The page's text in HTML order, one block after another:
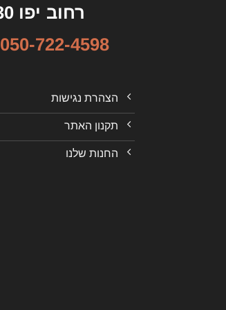
רחוב יפו 30 ירושלים
050-722-4598
הצהרת נגישות
תקנון האתר
החנות שלנו